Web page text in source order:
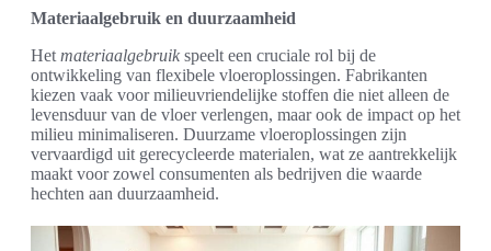
Materiaalgebruik en duurzaamheid
Het materiaalgebruik speelt een cruciale rol bij de
ontwikkeling van flexibele vloeroplossingen. Fabrikanten
kiezen vaak voor milieuvriendelijke stoffen die niet alleen de
levensduur van de vloer verlengen, maar ook de impact op het
milieu minimaliseren. Duurzame vloeroplossingen zijn
vervaardigd uit gerecycleerde materialen, wat ze aantrekkelijk
maakt voor zowel consumenten als bedrijven die waarde
hechten aan duurzaamheid.